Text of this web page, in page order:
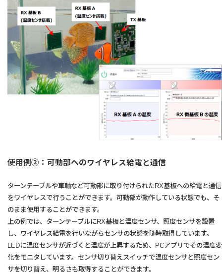
使用例②：可動部へのワイヤレス給電と通信
ターンテーブルや車軸など可動部に取り付けられたRX基板への給電と通信
をワイヤレスで行うことができます。可動部が動作している状態でも、そ
のまま使用することができます。
上の例では、ターンテーブルにRX基板と温度センサ、照度センサを設置
し、ワイヤレス給電を行いながらセンサの状態を随時取得しています。
LEDに温度センサが近づくと温度が上昇するため、PCアプリでその温度変
化をモニタしています。センサ切り替えスイッチで温度センサと照度セン
サを切り替え、明るさも取得することができます。